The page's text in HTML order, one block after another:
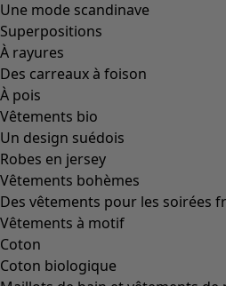
Une mode scandinave
Superpositions
À rayures
Des carreaux à foison
À pois
Vêtements bio
Un design suédois
Robes en jersey
Vêtements bohèmes
Des vêtements pour les soirées
Vêtements à motif
Coton
Coton biologique